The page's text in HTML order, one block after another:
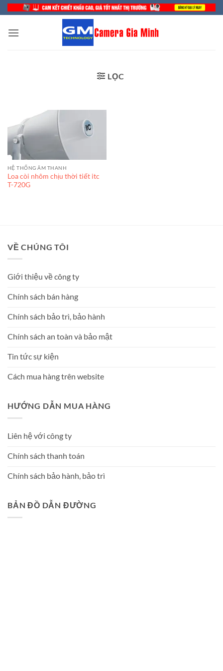
Bỏ
qua
nội
LỌC
HỆ THỐNG ÂM THANH
Loa còi nhôm chịu thời tiết itc
T-720G
VỀ CHÚNG TÔI
Giới thiệu về công ty
Chính sách bán hàng
Chính sách bảo trì, bảo hành
Chính sách an toàn và bảo mật
Tin tức sự kiện
Cách mua hàng trên website
HƯỚNG DẪN MUA HÀNG
Liên hệ với công ty
Chính sách thanh toán
Chính sách bảo hành, bảo trì
BẢN ĐỒ DẪN ĐƯỜNG